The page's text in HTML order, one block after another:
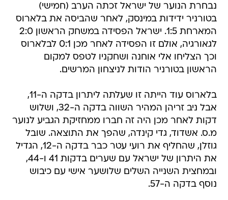
נבחרת הנוער של ישראל זכתה הערב (חמישי)
בטורניר ידידות במינסק, לאחר שהביסה את בלארוס
המארחת 1:5. ישראל הפסידה במשחק הראשון 2:0
לגאורגיה, אולם זו הפסידה לאחר מכן 0:1 לבלארוס
וכך הצליחו אלי אוחנה ושחקניו לטפס למקום
הראשון בטורניר הודות לניצחון המרשים.
בלארוס עוד הייתה זו שעלתה ליתרון בדקה ה-11,
אבל ניב זריהן המהיר השווה בדקה ה-32, ושלוש
דקות לאחר מכן היה זה חברו ממחזיקת הגביע לנוער
מ.ס. אשדוד, גדי קינדה, שהפך את התוצאה. שובל
גוזלן, שהחליף את רועי עטר כבר בדקה ה-12, הגדיל
את היתרון של ישראל עם שערים בדקות 41 ו-44,
ובמחצית השנייה השלים שלושער אישי עם כיבוש
נוסף בדקה ה-57.